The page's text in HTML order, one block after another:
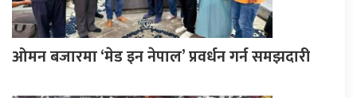
ओमन बजारमा ‘मेड इन नेपाल’ प्रवर्धन गर्न समझदारी